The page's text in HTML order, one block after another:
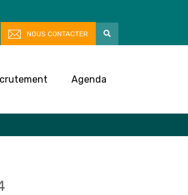
NOUS CONTACTER
Agenda